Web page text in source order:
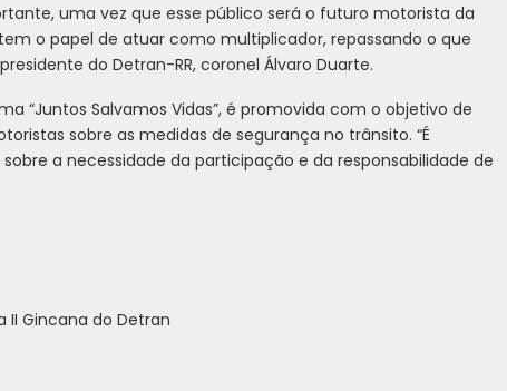
uma vez que esse público será o futuro motorista da
o papel de atuar como multiplicador, repassando o que
do Detran-RR, coronel Álvaro Duarte.
“Juntos Salvamos Vidas”, é promovida com o objetivo de
sobre as medidas de segurança no trânsito. “É
a necessidade da participação e da responsabilidade de
II Gincana do Detran